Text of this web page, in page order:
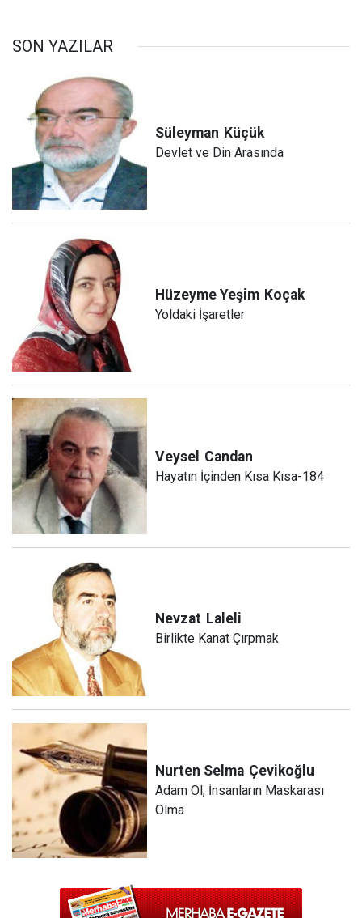
SON YAZILAR
Süleyman Küçük
Devlet ve Din Arasında
Hüzeyme Yeşim Koçak
Yoldaki İşaretler
Veysel Candan
Hayatın İçinden Kısa Kısa-184
Nevzat Laleli
Birlikte Kanat Çırpmak
Nurten Selma Çevikoğlu
Adam Ol, İnsanların Maskarası
Olma